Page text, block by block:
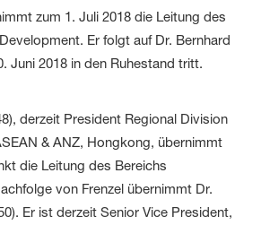
zum 1. Juli 2018 die Leitung des
Er folgt auf Dr. Bernhard
Juni 2018 in den Ruhestand tritt.
derzeit President Regional Division
& ANZ, Hongkong, übernimmt
die Leitung des Bereichs
von Frenzel übernimmt Dr.
Er ist derzeit Senior Vice President,